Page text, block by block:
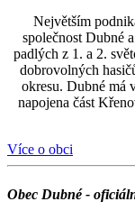
Největším
společnost Dubné
padlých z 1. a 2.
dobrovolných
okresu. Dubné má
napojena část
Více o obci
Obec Dubné -